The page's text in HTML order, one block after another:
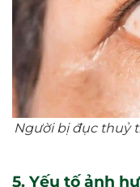
Người bị đục thuỷ
5. Yếu tố ảnh